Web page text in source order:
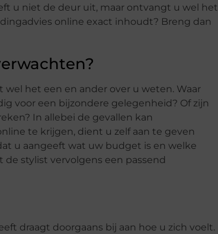
u niet de deur uit, maar ontvangt u wel het
online exact inhoudt? Breng dan
het een en ander over u weten. Waar
voor een bijzondere gelegenheid? Of zijn
In allebei de gevallen kan
te krijgen, dient u zelf aan te geven
u aangeeft wat uw budget is en welke
stylist vervolgens een passend
draagt doorgaans bij aan hoe u zich voelt.